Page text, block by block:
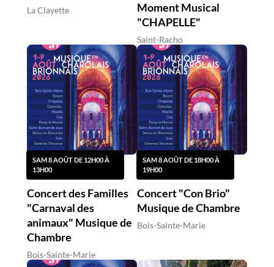
La Clayette
Moment Musical
"CHAPELLE"
Saint-Racho
SAM 8 AOÛT DE 12H00 À
13H00
Concert des Familles
"Carnaval des
animaux" Musique de
Chambre
Bois-Sainte-Marie
SAM 8 AOÛT DE 18H00 À
19H00
Concert "Con Brio"
Musique de Chambre
Bois-Sainte-Marie